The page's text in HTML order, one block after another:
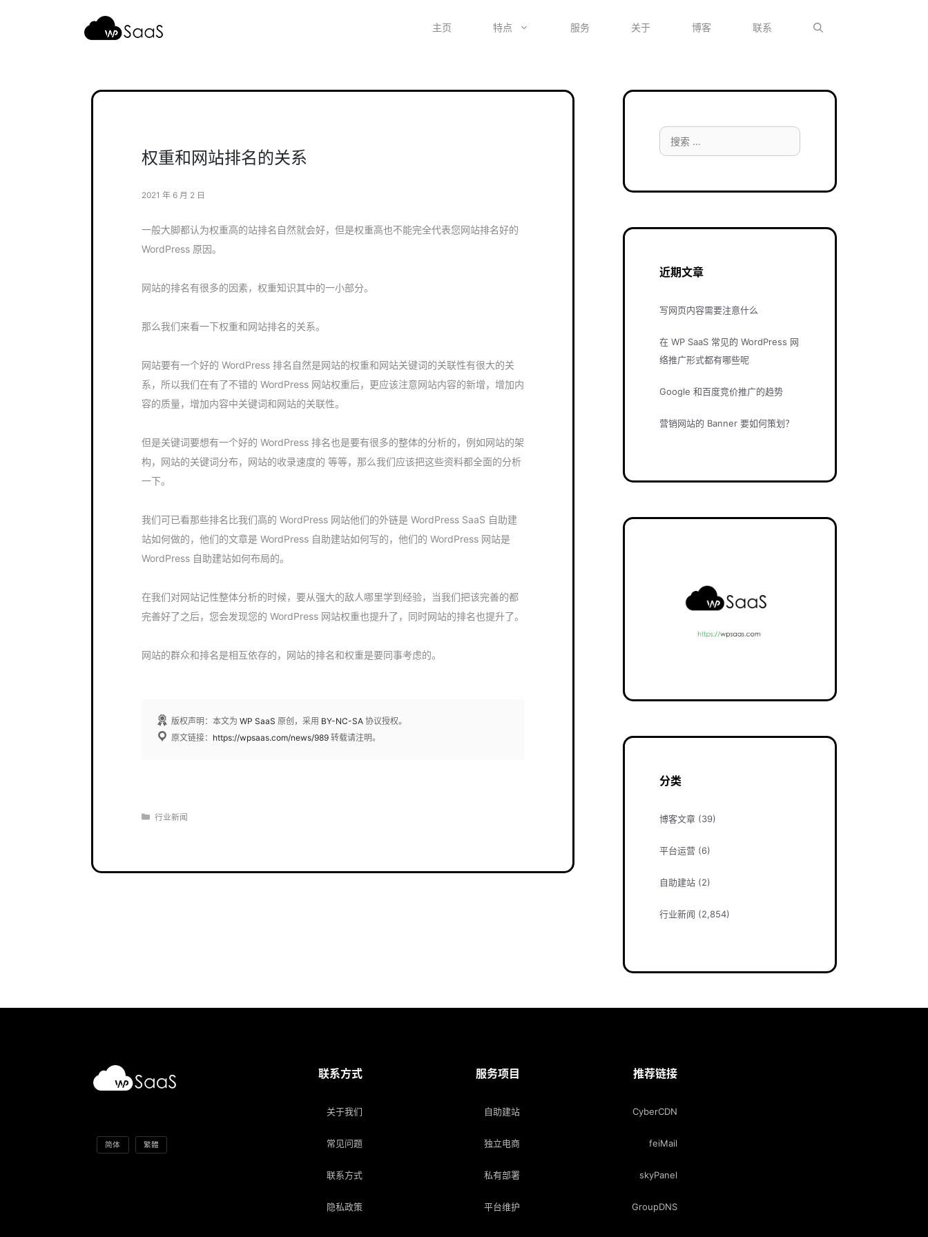
主页 特点 服务 关于 博客 联系
权重和网站排名的关系
2021 年 6 月 2 日
一般大脚都认为权重高的站排名自然就会好，但是权重高也不能完全代表您网站排名好的
WordPress 原因。
网站的排名有很多的因素，权重知识其中的一小部分。
那么我们来看一下权重和网站排名的关系。
网站要有一个好的 WordPress 排名自然是网站的权重和网站关键词的关联性有很大的关
系，所以我们在有了不错的 WordPress 网站权重后，更应该注意网站内容的新增，增加内
容的质量，增加内容中关键词和网站的关联性。
但是关键词要想有一个好的 WordPress 排名也是要有很多的整体的分析的，例如网站的架
构，网站的关键词分布，网站的收录速度的 等等，那么我们应该把这些资料都全面的分析
一下。
我们可已看那些排名比我们高的 WordPress 网站他们的外链是 WordPress SaaS 自助建
站如何做的，他们的文章是 WordPress 自助建站如何写的，他们的 WordPress 网站是
WordPress 自助建站如何布局的。
在我们对网站记性整体分析的时候，要从强大的敌人哪里学到经验，当我们把该完善的都
完善好了之后，您会发现您的 WordPress 网站权重也提升了，同时网站的排名也提升了。
网站的群众和排名是相互依存的，网站的排名和权重是要同事考虑的。
版权声明：本文为 WP SaaS 原创，采用 BY-NC-SA 协议授权。
原文链接： https://wpsaas.com/news/989 转载请注明。
分
行业新闻
搜
索：
近期文章
写网页内容需要注意什么
在 WP SaaS 常见的 WordPress 网
络推广形式都有哪些呢
Google 和百度竞价推广的趋势
营销网站的 Banner 要如何策划？
分类
博客文章 (39)
平台运营 (6)
自助建站 (2)
行业新闻 (2,854)
简体 繁體
联系方式
关于我们
常见问题
联系方式
隐私政策
服务项目
自助建站
独立电商
私有部署
平台维护
推荐链接
CyberCDN
feiMail
skyPanel
GroupDNS